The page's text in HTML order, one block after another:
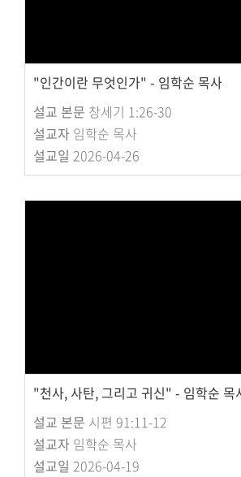
"인간이란 무엇인가" - 임학순 목사
설교 본문 창세기 1:26-30
설교자 임학순 목사
설교일 2026-04-26
"천사, 사탄, 그리고 귀신" - 임학순 목
설교 본문 시편 91:11-12
설교자 임학순 목사
설교일 2026-04-19